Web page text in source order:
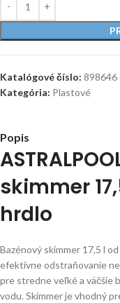
Katalógové číslo: 898646
Kategória: Plastové
Popis
skimmer
hrdlo
Bazénový skimmer 17,5 l
efektívne odstraňovanie
pre stredne veľké a väčšie
vodu. Skimmer je vhodný